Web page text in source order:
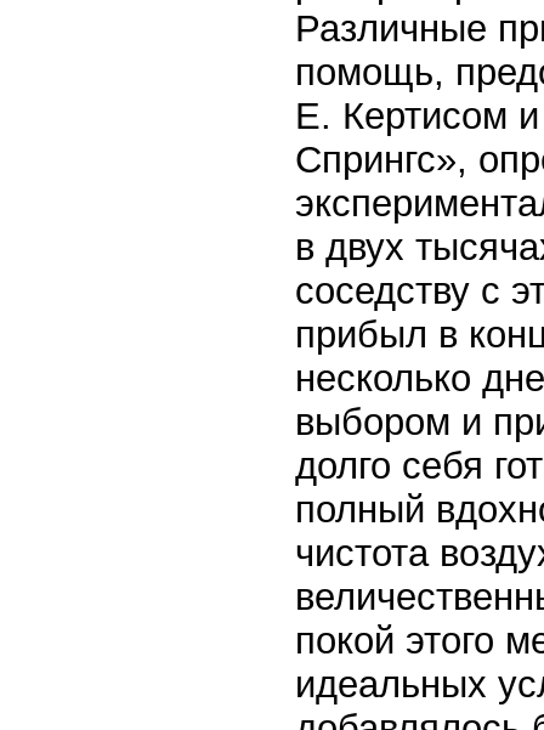
Различные
помощь,
Е. Кертисом
Спрингс»,
в двух
соседству с
прибыл в
несколько
выбором и
долго себя
полный
чистота
покой этого
идеальных